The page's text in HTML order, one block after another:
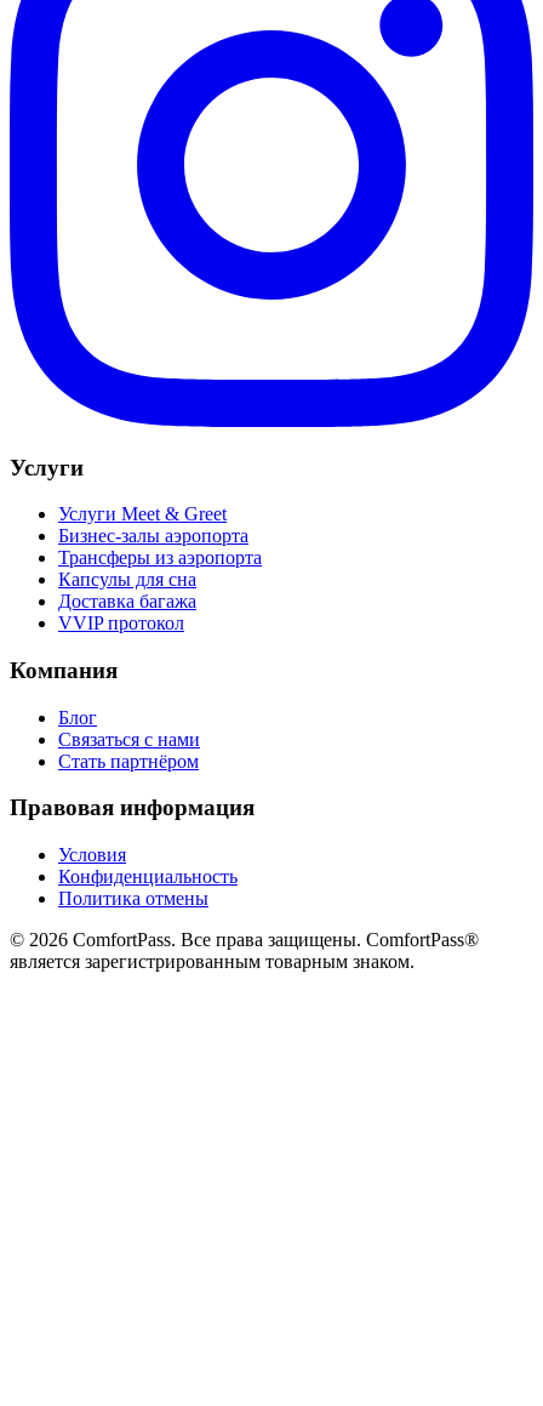
Услуги
Услуги Meet & Greet
Бизнес-залы аэропорта
Трансферы из аэропорта
Капсулы для сна
Доставка багажа
VVIP протокол
Компания
Блог
Связаться с нами
Стать партнёром
Правовая информация
Условия
Конфиденциальность
Политика отмены
© 2026 ComfortPass. Все права защищены. ComfortPass®
является зарегистрированным товарным знаком.